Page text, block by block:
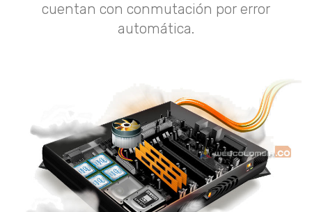
cuentan con conmutación por error
automática.